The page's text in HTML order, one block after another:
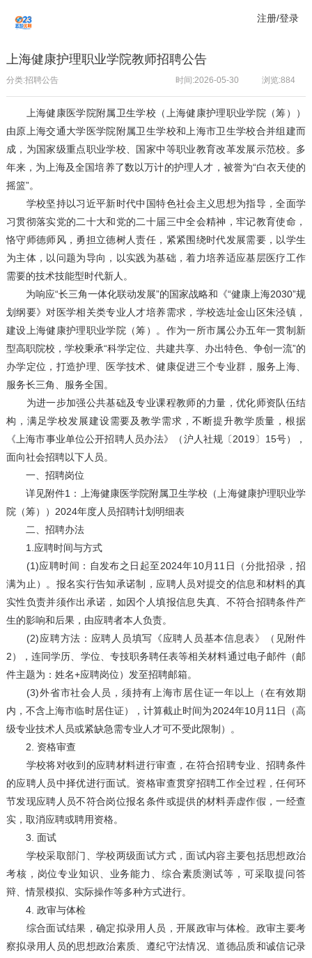
注册/登录
上海健康护理职业学院教师招聘公告
分类:招聘公告 浏览:884
时间:2026-05-30
上海健康医学院附属卫生学校（上海健康护理职业学院（筹））
由原上海交通大学医学院附属卫生学校和上海市卫生学校合并组建而
成，为国家级重点职业学校、国家中等职业教育改革发展示范校。多
年来，为上海及全国培养了数以万计的护理人才，被誉为“白衣天使的
摇篮”。
学校坚持以习近平新时代中国特色社会主义思想为指导，全面学
习贯彻落实党的二十大和党的二十届三中全会精神，牢记教育使命，
恪守师德师风，勇担立德树人责任，紧紧围绕时代发展需要，以学生
为主体，以问题为导向，以实践为基础，着力培养适应基层医疗工作
需要的技术技能型时代新人。
为响应“长三角一体化联动发展”的国家战略和《“健康上海2030”规
划纲要》对医学相关类专业人才培养需求，学校选址金山区朱泾镇，
建设上海健康护理职业学院（筹）。作为一所市属公办五年一贯制新
型高职院校，学校秉承“科学定位、共建共享、办出特色、争创一流”的
办学定位，打造护理、医学技术、健康促进三个专业群，服务上海、
服务长三角、服务全国。
为进一步加强公共基础及专业课程教师的力量，优化师资队伍结
构，满足学校发展建设需要及教学需求，不断提升教学质量，根据
《上海市事业单位公开招聘人员办法》（沪人社规〔2019〕15号），
面向社会招聘以下人员。
一、招聘岗位
详见附件1：上海健康医学院附属卫生学校（上海健康护理职业学
院（筹））2024年度人员招聘计划明细表
二、招聘办法
1.应聘时间与方式
(1)应聘时间：自发布之日起至2024年10月11日（分批招录，招
满为止）。报名实行告知承诺制，应聘人员对提交的信息和材料的真
实性负责并须作出承诺，如因个人填报信息失真、不符合招聘条件产
生的影响和后果，由应聘者本人负责。
(2)应聘方法：应聘人员填写《应聘人员基本信息表》（见附件
2），连同学历、学位、专技职务聘任表等相关材料通过电子邮件（邮
件主题为：姓名+应聘岗位）发至招聘邮箱。
(3)外省市社会人员，须持有上海市居住证一年以上（在有效期
内，不含上海市临时居住证），计算截止时间为2024年10月11日（高
级专业技术人员或紧缺急需专业人才可不受此限制）。
2. 资格审查
学校将对收到的应聘材料进行审查，在符合招聘专业、招聘条件
的应聘人员中择优进行面试。资格审查贯穿招聘工作全过程，任何环
节发现应聘人员不符合岗位报名条件或提供的材料弄虚作假，一经查
实，取消应聘或聘用资格。
3. 面试
学校采取部门、学校两级面试方式，面试内容主要包括思想政治
考核，岗位专业知识、业务能力、综合素质测试等，可采取提问答
辩、情景模拟、实际操作等多种方式进行。
4. 政审与体检
综合面试结果，确定拟录用人员，开展政审与体检。政审主要考
察拟录用人员的思想政治素质、遵纪守法情况、道德品质和诚信记录